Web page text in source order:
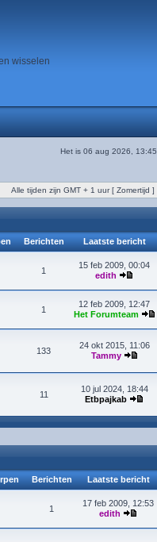
wisselen
Het is 06 aug 2026, 13:45
Alle tijden zijn GMT + 1 uur [ Zomertijd ]
Berichten Laatste bericht
1
15 feb 2009, 00:04
edith
1
12 feb 2009, 12:47
Het Forumteam
133
24 okt 2015, 11:06
Tammy
11
10 jul 2024, 18:44
Etbpajkab
Berichten Laatste bericht
1
17 feb 2009, 12:53
edith